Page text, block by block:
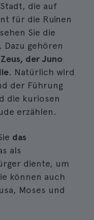
die auf
für die Ruinen
Sie die
Dazu gehören
der Juno
. Natürlich wird
der Führung
die kuriosen
erzählen.
das
als
diente, um
können auch
Moses und